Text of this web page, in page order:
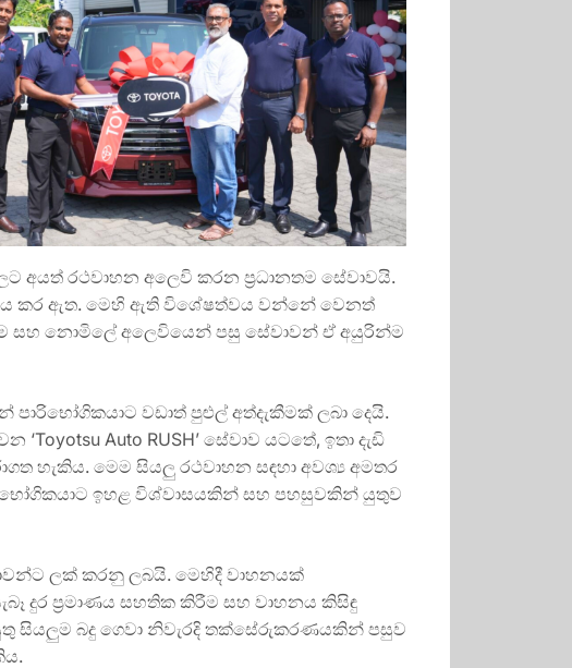
අයත් රථවාහන අලෙවි කරන ප්‍රධානතම සේවාවයි.
කර ඇත. මෙහි ඇති විශේෂත්වය වන්නේ වෙනත්
සහ නොමිලේ අලෙවියෙන් පසු සේවාවන් ඒ අයුරින්ම
වඩාත් පුළුල් අත්දැකීමක් ලබා දෙයි.
Auto RUSH’ සේවාව යටතේ, ඉතා දැඩි
හැකිය. මෙම සියලු රථවාහන සඳහා අවශ්‍ය අමතර
ඉහළ විශ්වාසයකින් සහ පහසුවකින් යුතුව
ලක් කරනු ලබයි. මෙහිදී වාහනයක්
දුර ප්‍රමාණය සහතික කිරීම සහ වාහනය කිසිඳු
සියලුම බදු ගෙවා නිවැරදි තක්සේරුකරණයකින් පසුව